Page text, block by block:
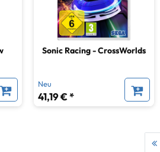
Sonic Racing - CrossWorlds
Neu
41,19 € *